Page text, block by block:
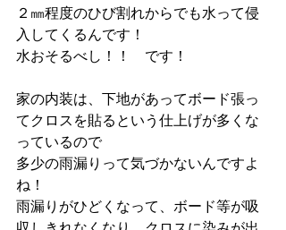
２㎜程度のひび割れからでも水って侵
入してくるんです！
水おそるべし！！　です！
家の内装は、下地があってボード張っ
てクロスを貼るという仕上げが多くな
っているので
多少の雨漏りって気づかないんですよ
ね！
雨漏りがひどくなって、ボード等が吸